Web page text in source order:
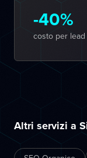
-40%
costo per
Altri servizi a